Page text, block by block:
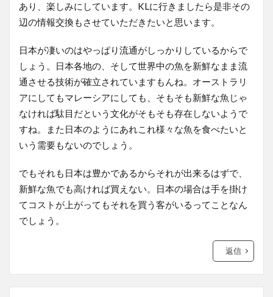
あり、楽しみにしています。KLに行きましたら是非その
辺の情報交換もさせていただきたいと思います。
日本が凄いのはやっぱり流通がしっかりしているからで
しょう。日本各地の、そして世界中の魚を新鮮なまま流
通させる技術が確立されていますもんね。オーストラリ
アにしてもマレーシアにしても、そもそも新鮮な魚じゃ
なければ駄目だという文化がそもそも存在しないようで
すね。また日本のようにあれこれ様々な魚を食べたいと
いう需要もないのでしょう。
でもそれも日本は豊かであるからそれが出来るはずで、
新鮮な魚でも高ければ買えない。日本の場合は手を掛け
てコストが上がってもそれを買う客がいるってことなん
でしょう。
返信